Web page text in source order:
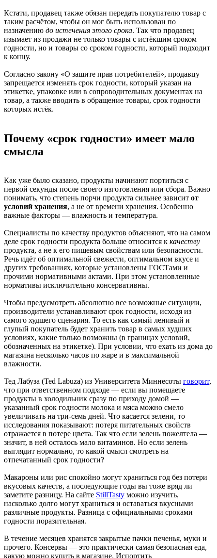
Кстати, продавец также обязан передать покупателю товар с
таким расчётом, чтобы он мог быть использован по
назначению до истечения этого срока. Так что продавец
изымает из продажи не только товары с истёкшим сроком
годности, но и товары со сроком годности, который подходит
к концу.
Согласно закону «О защите прав потребителей», продавцу
запрещается изменять срок годности, который указан на
этикетке, упаковке или в сопроводительных документах на
товар, а также вводить в обращение товары, срок годности
которых истёк.
Почему «срок годности» имеет мало
смысла
Как уже было сказано, продукты начинают портиться с
первой секунды после своего изготовления или сбора. Важно
понимать, что степень порчи продукта сильнее зависит от
условий хранения, а не от времени хранения. Особенно
важные факторы — влажность и температура.
Специалисты по качеству продуктов объясняют, что на самом
деле срок годности продукта больше относится к качеству
продукта, а не к его пищевым свойствам или безопасности.
Речь идёт об оптимальной свежести, оптимальном вкусе и
других требованиях, которые установлены ГОСТами и
прочими нормативными актами. При этом установленные
нормативы исключительно консервативны.
Чтобы предусмотреть абсолютно все возможные ситуации,
производители устанавливают срок годности, исходя из
самого худшего сценария. То есть как самый ленивый и
глупый покупатель будет хранить товар в самых худших
условиях, какие только возможны (в границах условий,
обозначенных на этикетке). При условии, что ехать из дома до
магазина несколько часов по жаре и в максимальной
влажности.
Тед Лабуза (Ted Labuza) из Университета Миннесоты говорит,
что при ответственном подходе — если вы помещаете
продукты в холодильник сразу по приходу домой —
указанный срок годности молока и мяса можно смело
увеличивать на три-семь дней. Что касается зелени, то
исследования показывают: потеря питательных свойств
отражается в потере цвета. Так что если зелень пожелтела —
значит, в ней осталось мало витаминов. Но если зелень
выглядит нормально, то какой смысл смотреть на
отпечатанный срок годности?
Макароны или рис спокойно могут храниться год без потери
вкусовых качеств, а последующие годы вы тоже вряд ли
заметите разницу. На сайте StillTasty можно изучить,
насколько долго могут храниться и оставаться вкусными
различные продукты. Разница с официальными сроками
годности поразительная.
В течение месяцев хранятся закрытые пачки печенья, муки и
прочего. Консервы — это практически самая безопасная еда,
какую можно купить в магазине. Испортить